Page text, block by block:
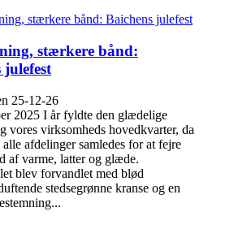
stærkere bånd:
julefest
25-12-26
2025 I år fyldte den glædelige
vores virksomheds hovedkvarter, da
afdelinger samledes for at fejre
af varme, latter og glæde.
blev forvandlet med blød
stedsegrønne kranse og en